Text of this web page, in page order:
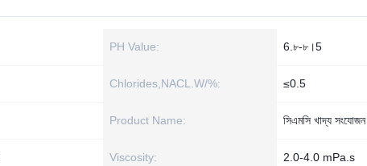
PH Value: 6.৮-৮।5
Chlorides,NACL.W/%: ≤0.5
Product Name: সিএমসি খাদ্য সংযোজন
Viscosity: 2.0-4.0 mPa.s